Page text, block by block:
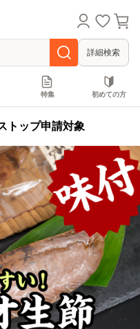
詳細検索
特集 初めての方
トップ申請対象